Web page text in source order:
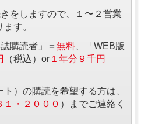
をしますので、１〜２営業
す。
購読者」＝ 無料 、「WEB版
（税込）or １年分９千円
）の購読を希望する方は、
１・２０００ ）までご連絡く